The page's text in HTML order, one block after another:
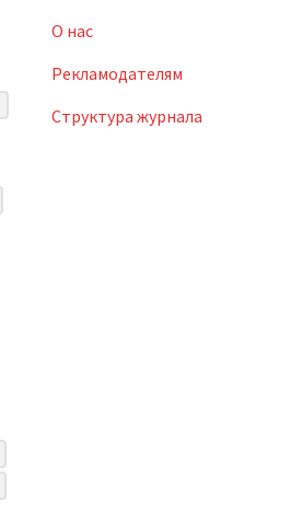
О нас
Рекламодателям
Структура журнала